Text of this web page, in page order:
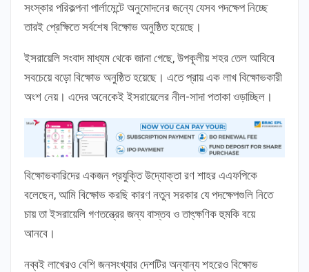
সংস্কার পরিকল্পনা পার্লামেন্টে অনুমোদনের জন্যে যেসব পদক্ষেপ নিচ্ছে
তারই প্রেক্ষিতে সর্বশেষ বিক্ষোভ অনুষ্ঠিত হয়েছে।
ইসরায়েলি সংবাদ মাধ্যম থেকে জানা গেছে, উপকূলীয় শহর তেল আবিবে
সবচেয়ে বড়ো বিক্ষোভ অনুষ্ঠিত হয়েছে। এতে প্রায় এক লাখ বিক্ষোভকারী
অংশ নেয়। এদের অনেকেই ইসরায়েলের নীল-সাদা পতাকা ওড়াচ্ছিল।
বিক্ষোভকারিদের একজন প্রযুক্তি উদ্যোক্তা রণ শাহর এএফপিকে
বলেছেন, আমি বিক্ষোভ করছি কারণ নতুন সরকার যে পদক্ষেপগুলি নিতে
চায় তা ইসরায়েলি গণতন্ত্রের জন্য বাস্তব ও তাৎ্ক্ষণিক হুমকি বয়ে
আনবে।
নব্বই লাখেরও বেশি জনসংখ্যার দেশটির অন্যান্য শহরেও বিক্ষোভ